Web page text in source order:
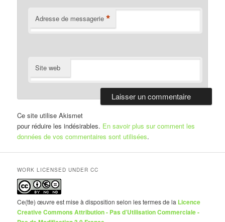
Adresse de messagerie *
Site web
Ce site utilise Akismet
pour réduire les indésirables. En savoir plus sur comment les
données de vos commentaires sont utilisées.
WORK LICENSED UNDER CC
Ce(tte) œuvre est mise à disposition selon les termes de la Licence
Creative Commons Attribution - Pas d’Utilisation Commerciale -